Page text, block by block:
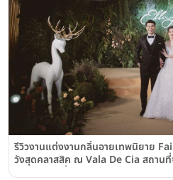
รีวิวงานแต่งงานกลิ่นอายเทพนิยาย
วังสุดคลาสสิค ณ Vala De Cia สถาน